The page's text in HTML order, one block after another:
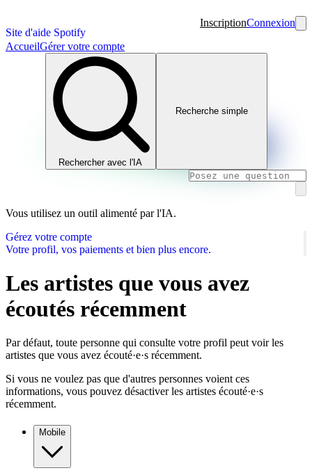
Site d'aide Spotify
InscriptionConnexion
AccueilGérer votre compte
Rechercher avec l'IA
Recherche simple
Vous utilisez un outil alimenté par l'IA.
Gérez votre compte
Votre profil, vos paiements et bien plus encore.
Les artistes que vous avez
écoutés récemment
Par défaut, toute personne qui consulte votre profil peut voir les
artistes que vous avez écouté·e·s récemment.
Si vous ne voulez pas que d'autres personnes voient ces
informations, vous pouvez désactiver les artistes écouté·e·s
récemment.
Mobile